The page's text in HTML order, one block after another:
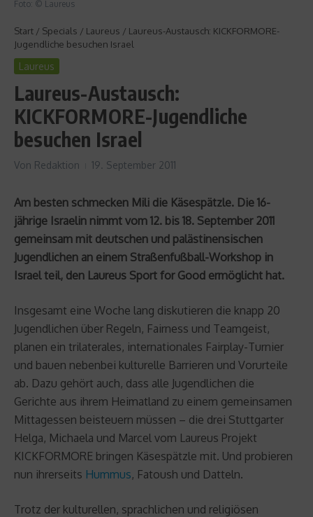
Foto: © Laureus
Start / Specials / Laureus / Laureus-Austausch: KICKFORMORE-
Jugendliche besuchen Israel
Laureus
Laureus-Austausch:
KICKFORMORE-Jugendliche
besuchen Israel
Von Redaktion 19. September 2011
Am besten schmecken Mili die Käsespätzle. Die 16-
jährige Israelin nimmt vom 12. bis 18. September 2011
gemeinsam mit deutschen und palästinensischen
Jugendlichen an einem Straßenfußball-Workshop in
Israel teil, den Laureus Sport for Good ermöglicht hat.
Insgesamt eine Woche lang diskutieren die knapp 20
Jugendlichen über Regeln, Fairness und Teamgeist,
planen ein trilaterales, internationales Fairplay-Turnier
und bauen nebenbei kulturelle Barrieren und Vorurteile
ab. Dazu gehört auch, dass alle Jugendlichen die
Gerichte aus ihrem Heimatland zu einem gemeinsamen
Mittagessen beisteuern müssen – die drei Stuttgarter
Helga, Michaela und Marcel vom Laureus Projekt
KICKFORMORE bringen Käsespätzle mit. Und probieren
nun ihrerseits Hummus, Fatoush und Datteln.
Trotz der kulturellen, sprachlichen und religiösen